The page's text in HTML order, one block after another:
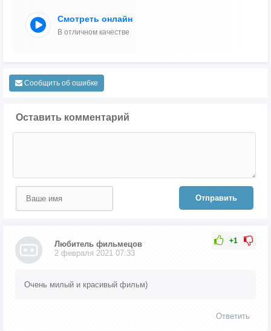
Смотреть онлайн
В отличном качестве
Сообщить об ошибке
Оставить комментарий
Отправить
+1
Любитель фильмецов
2 февраля 2021 07:33
Очень милый и красивый фильм)
Ответить